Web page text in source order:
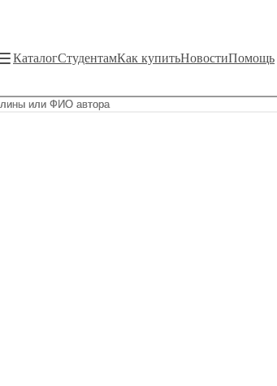
КаталогСтудентамКак купитьНовостиПомощь